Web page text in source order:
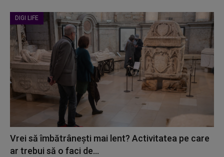
DIGI LIFE
Vrei să îmbătrânești mai lent? Activitatea pe care
ar trebui să o faci de...